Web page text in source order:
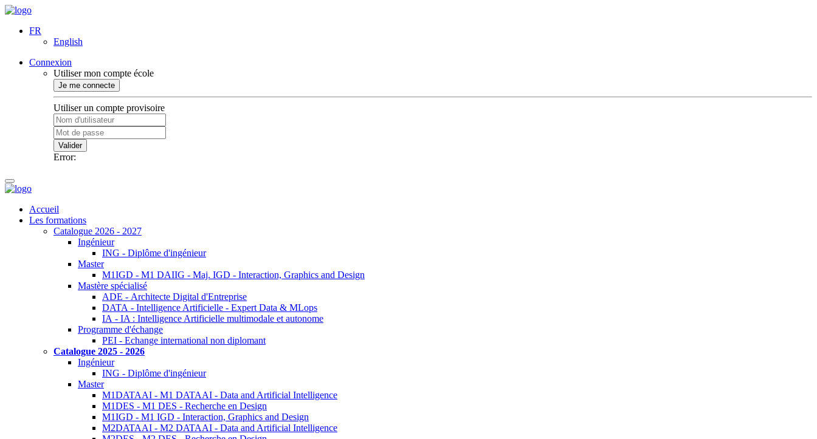
FR
English
Connexion
Utiliser mon compte école
Je me connecte
Utiliser un compte provisoire
Valider
Error:
Accueil
Les formations
Catalogue 2026 - 2027
Ingénieur
ING - Diplôme d'ingénieur
Master
M1IGD - M1 DAIIG - Maj. IGD - Interaction, Graphics and Design
Mastère spécialisé
ADE - Architecte Digital d'Entreprise
DATA - Intelligence Artificielle - Expert Data & MLops
IA - IA : Intelligence Artificielle multimodale et autonome
Programme d'échange
PEI - Echange international non diplomant
Catalogue 2025 - 2026
Ingénieur
ING - Diplôme d'ingénieur
Master
M1DATAAI - M1 DATAAI - Data and Artificial Intelligence
M1DES - M1 DES - Recherche en Design
M1IGD - M1 IGD - Interaction, Graphics and Design
M2DATAAI - M2 DATAAI - Data and Artificial Intelligence